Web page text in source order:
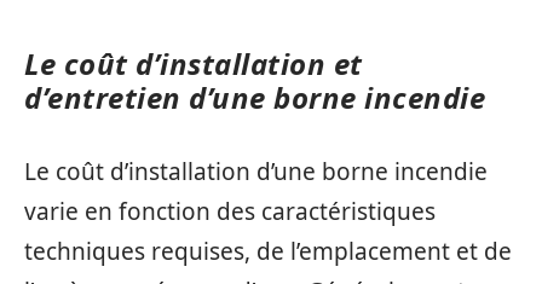
Le coût d’installation et
d’entretien d’une borne incendie
Le coût d’installation d’une borne incendie
varie en fonction des caractéristiques
techniques requises, de l’emplacement et de